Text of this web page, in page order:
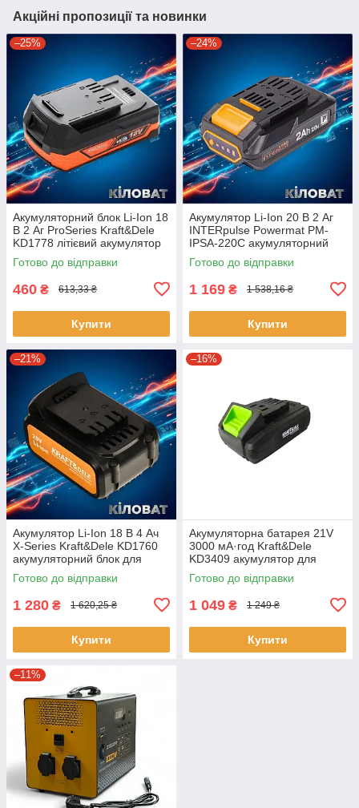
Акційні пропозиції та новинки
–25%
Акумуляторний блок Li-Ion 18
В 2 Аг ProSeries Kraft&Dele
KD1778 літієвий акумулятор
для електроінструментів
запасна батарея
Готово до відправки
460 ₴ 613,33 ₴
Купити
–24%
Акумулятор Li-Ion 20 В 2 Аг
INTERpulse Powermat PM-
IPSA-220C акумуляторний
блок АКБ літієва батарея для
електроінструментів
Готово до відправки
1 169 ₴ 1 538,16 ₴
Купити
–21%
Акумулятор Li-Ion 18 В 4 Ач
X-Series Kraft&Dele KD1760
акумуляторний блок для
електроінструменту АКБ
літієвий акумулятор
Готово до відправки
1 280 ₴ 1 620,25 ₴
Купити
–16%
Акумуляторна батарея 21V
3000 мА·год Kraft&Dele
KD3409 акумулятор для
електроінструментів літій-
іонний акумулятор
Готово до відправки
1 049 ₴ 1 249 ₴
Купити
–11%